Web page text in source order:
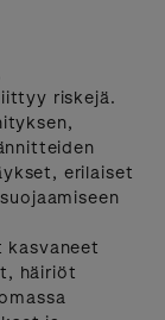
riskejä.
erilaiset
häiriöt